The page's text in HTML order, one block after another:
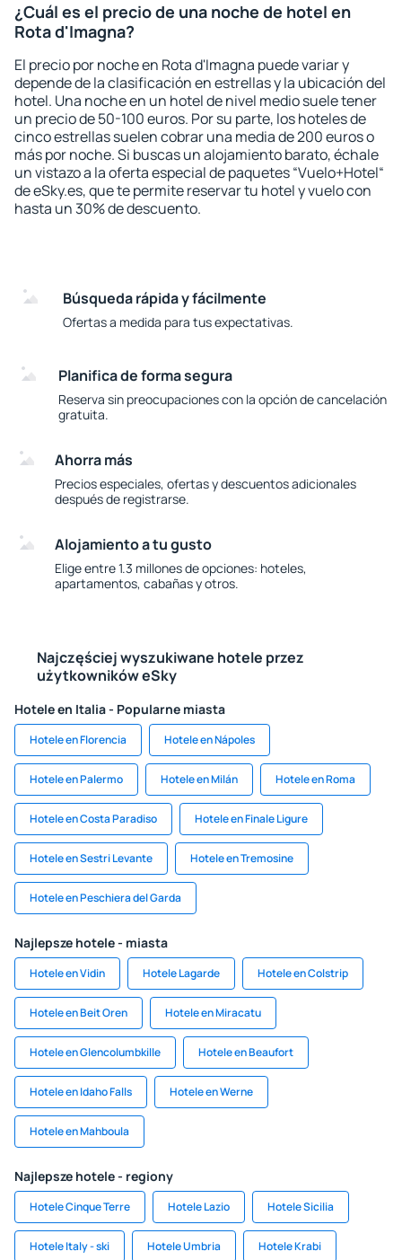
¿Cuál es el precio de una noche de hotel en
Rota d'Imagna?
El precio por noche en Rota d'Imagna puede variar y
depende de la clasificación en estrellas y la ubicación del
hotel. Una noche en un hotel de nivel medio suele tener
un precio de 50-100 euros. Por su parte, los hoteles de
cinco estrellas suelen cobrar una media de 200 euros o
más por noche. Si buscas un alojamiento barato, échale
un vistazo a la oferta especial de paquetes “Vuelo+Hotel“
de eSky.es, que te permite reservar tu hotel y vuelo con
hasta un 30% de descuento.
Búsqueda rápida y fácilmente
Ofertas a medida para tus expectativas.
Planifica de forma segura
Reserva sin preocupaciones con la opción de cancelación
gratuita.
Ahorra más
Precios especiales, ofertas y descuentos adicionales
después de registrarse.
Alojamiento a tu gusto
Elige entre 1.3 millones de opciones: hoteles,
apartamentos, cabañas y otros.
Najczęściej wyszukiwane hotele przez
użytkowników eSky
Hotele en Italia - Popularne miasta
Hotele en Florencia Hotele en Nápoles
Hotele en Palermo Hotele en Milán Hotele en Roma
Hotele en Costa Paradiso Hotele en Finale Ligure
Hotele en Sestri Levante Hotele en Tremosine
Hotele en Peschiera del Garda
Najlepsze hotele - miasta
Hotele en Vidin Hotele Lagarde Hotele en Colstrip
Hotele en Beit Oren Hotele en Miracatu
Hotele en Glencolumbkille Hotele en Beaufort
Hotele en Idaho Falls Hotele en Werne
Hotele en Mahboula
Najlepsze hotele - regiony
Hotele Cinque Terre Hotele Lazio Hotele Sicilia
Hotele Italy - ski Hotele Umbria Hotele Krabi